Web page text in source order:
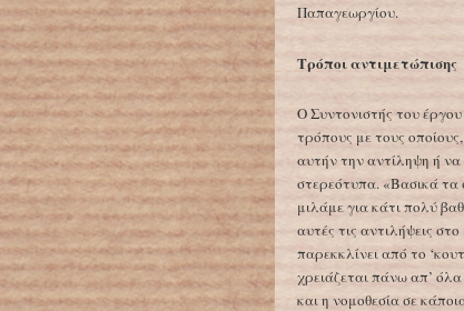
Παπαγεωργίου.
Τρόποι αντιμετώπισης
Ο Συντονιστής του
τρόπους με τους
αυτήν την αντίληψη ή να
στερεότυπα. «Βασικά τα
μιλάμε για κάτι πολύ
αυτές τις αντιλήψεις
παρεκκλίνει από το
χρειάζεται πάνω απ’
και η νομοθεσία σε